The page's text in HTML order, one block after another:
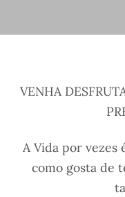
VENHA
A Vida por vezes
como gosta de